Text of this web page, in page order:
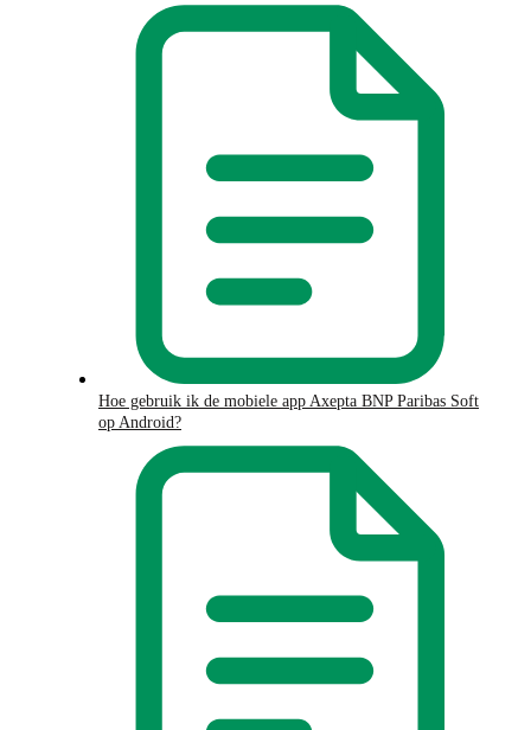
Hoe gebruik ik de mobiele app Axepta BNP Paribas Soft
op Android?